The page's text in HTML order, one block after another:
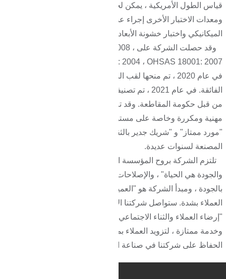
قياس الطول الأمريكية ، يمكن لجهاز التصوير وكاشف التروس
ومعدات الاختبار الأخرى إجراء عدد من الاختبارات التجريبية للأداء
الميكانيكي واختبار خشونة الأبعاد لدقة المنتج.
وقد حصلت الشركة على ISO 9001: 2001 ، ISO 9001: 2008 ،
في عام 2020 ، تم منحها لقب المؤسسة الوطنية للتكنولوجيا
من قبل حكومة المقاطعة. وقد تم تصنيفها على أنها مؤسسة جديدة
مهنية ومكررة وخاصة على مستوى البلدية ، وتم تصنيفها على أنها
"مورد ممتاز" و "شريك جدير بالثقة" من قبل العديد من الشركات
المصنعة لسنوات عديدة.
تلتزم الشركة بروح المؤسسة المتمثلة في "العميل هو الله ،
والجودة هي الحياة" ، والإصلاحات والابتكار ، وتولي اهتماما وثيقا
بالجودة ، ومبدأ الشركة هو "العميل أولا ، والسمعة أولا" ، ويثق به
العملاء بشدة. ستواصل شركتنا الالتزام بفلسفة الشركة المتمثلة في
"إرضاء العملاء والثناء الاجتماعي" ، مع مهارات رائعة وجودة ممتازة
وخدمة ممتازة ، لتزويد العملاء بمنتجات مؤهلة ، والاستمرار في
الحفاظ على شركتنا في صناعة التزوير في المدينة. حالة.